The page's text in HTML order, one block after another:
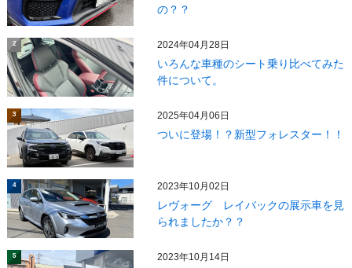
の？？
2 2024年04月28日
いろんな車種のシート乗り比べてみた
件について。
3 2025年04月06日
ついに登場！？新型フォレスター！！
4 2023年10月02日
レヴォーグ レイバックの展示車を見
られましたか？？
5 2023年10月14日